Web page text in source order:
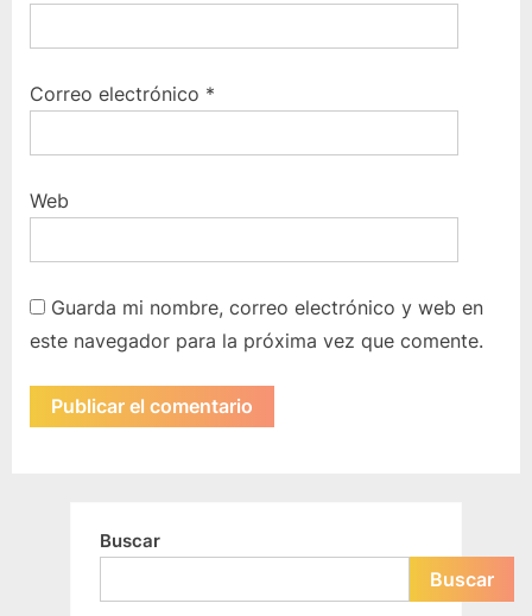
Correo electrónico *
Web
Guarda mi nombre, correo electrónico y web en
este navegador para la próxima vez que comente.
Buscar
Buscar